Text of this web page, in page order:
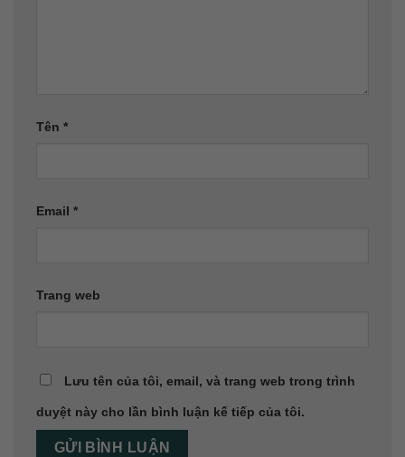
Tên *
Email *
Trang web
Lưu tên của tôi, email, và trang web trong trình
duyệt này cho lần bình luận kế tiếp của tôi.